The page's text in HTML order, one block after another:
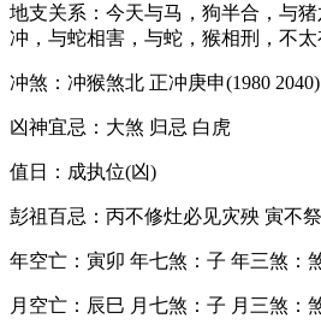
地支关系：今天与马，狗半合，与
冲，与蛇相害，与蛇，猴相刑，不太
冲煞：冲猴煞北 正冲庚申(1980 2040)
凶神宜忌：大煞 归忌 白虎
值日：成执位(凶)
彭祖百忌：丙不修灶必见灾殃 寅不
年空亡：寅卯 年七煞：子 年三煞：
月空亡：辰巳 月七煞：子 月三煞：